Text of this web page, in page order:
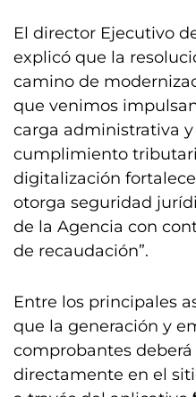
El director Ejecutivo
explicó que la
camino de
que venimos
carga administrativa y
cumplimiento
digitalización
otorga seguridad
de la Agencia con
de recaudación”.
Entre los principales
que la generación y
comprobantes deberá
directamente en el